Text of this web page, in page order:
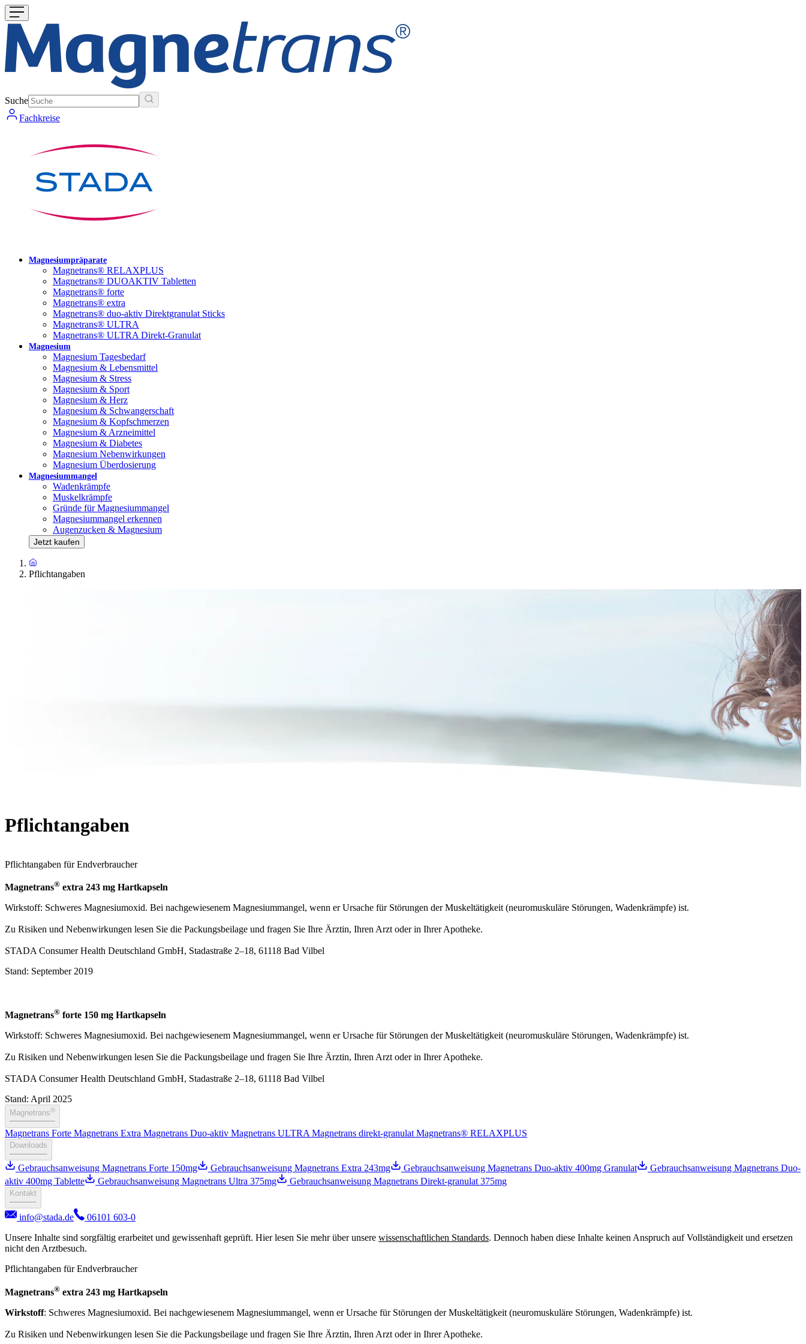
Suche
Fachkreise
Magnesiumpräparate
Magnetrans® RELAXPLUS
Magnetrans® DUOAKTIV Tabletten
Magnetrans® forte
Magnetrans® extra
Magnetrans® duo-aktiv Direktgranulat Sticks
Magnetrans® ULTRA
Magnetrans® ULTRA Direkt-Granulat
Magnesium
Magnesium Tagesbedarf
Magnesium & Lebensmittel
Magnesium & Stress
Magnesium & Sport
Magnesium & Herz
Magnesium & Schwangerschaft
Magnesium & Kopfschmerzen
Magnesium & Arzneimittel
Magnesium & Diabetes
Magnesium Nebenwirkungen
Magnesium Überdosierung
Magnesiummangel
Wadenkrämpfe
Muskelkrämpfe
Gründe für Magnesiummangel
Magnesiummangel erkennen
Augenzucken & Magnesium
Jetzt kaufen
Pflichtangaben
Pflichtangaben
Pflichtangaben für Endverbraucher
Magnetrans® extra 243 mg Hartkapseln
Wirkstoff: Schweres Magnesiumoxid. Bei nachgewiesenem Magnesiummangel, wenn er Ursache für Störungen der Muskeltätigkeit (neuromuskuläre Störungen, Wadenkrämpfe) ist.
Zu Risiken und Nebenwirkungen lesen Sie die Packungsbeilage und fragen Sie Ihre Ärztin, Ihren Arzt oder in Ihrer Apotheke.
STADA Consumer Health Deutschland GmbH, Stadastraße 2–18, 61118 Bad Vilbel
Stand: September 2019
Magnetrans® forte 150 mg Hartkapseln
Wirkstoff: Schweres Magnesiumoxid. Bei nachgewiesenem Magnesiummangel, wenn er Ursache für Störungen der Muskeltätigkeit (neuromuskuläre Störungen, Wadenkrämpfe) ist.
Zu Risiken und Nebenwirkungen lesen Sie die Packungsbeilage und fragen Sie Ihre Ärztin, Ihren Arzt oder in Ihrer Apotheke.
STADA Consumer Health Deutschland GmbH, Stadastraße 2–18, 61118 Bad Vilbel
Stand: April 2025
Magnetrans®
Magnetrans Forte Magnetrans Extra Magnetrans Duo-aktiv Magnetrans ULTRA Magnetrans direkt-granulat Magnetrans® RELAXPLUS
Downloads
Gebrauchsanweisung Magnetrans Forte 150mg Gebrauchsanweisung Magnetrans Extra 243mg Gebrauchsanweisung Magnetrans Duo-aktiv 400mg Granulat
Gebrauchsanweisung Magnetrans Duo-
aktiv 400mg Tablette
Gebrauchsanweisung Magnetrans Ultra 375mg Gebrauchsanweisung Magnetrans Direkt-granulat 375mg
Kontakt
info@stada.de
06101 603-0
Unsere Inhalte sind sorgfältig erarbeitet und gewissenhaft geprüft. Hier lesen Sie mehr über unsere wissenschaftlichen Standards. Dennoch haben diese Inhalte keinen Anspruch auf Vollständigkeit und ersetzen
nicht den Arztbesuch.
Pflichtangaben für Endverbraucher
Magnetrans® extra 243 mg Hartkapseln
Wirkstoff: Schweres Magnesiumoxid. Bei nachgewiesenem Magnesiummangel, wenn er Ursache für Störungen der Muskeltätigkeit (neuromuskuläre Störungen, Wadenkrämpfe) ist.
Zu Risiken und Nebenwirkungen lesen Sie die Packungsbeilage und fragen Sie Ihre Ärztin, Ihren Arzt oder in Ihrer Apotheke.